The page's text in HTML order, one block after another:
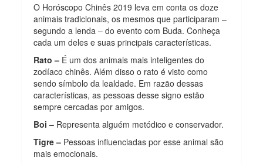
O Horóscopo Chinês 2019 leva em conta os doze
animais tradicionais, os mesmos que participaram –
segundo a lenda – do evento com Buda. Conheça
cada um deles e suas principais características.
Rato – É um dos animais mais inteligentes do
zodíaco chinês. Além disso o rato é visto como
sendo símbolo da lealdade. Em razão dessas
características, as pessoas desse signo estão
sempre cercadas por amigos.
Boi – Representa alguém metódico e conservador.
Tigre – Pessoas influenciadas por esse animal são
mais emocionais.